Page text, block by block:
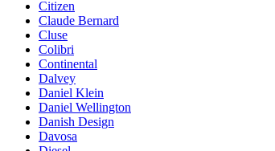
Citizen
Claude Bernard
Cluse
Colibri
Continental
Dalvey
Daniel Klein
Daniel Wellington
Danish Design
Davosa